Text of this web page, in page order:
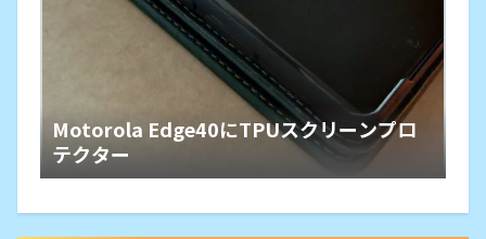
Motorola Edge40にTPUスクリーンプロ
テクター